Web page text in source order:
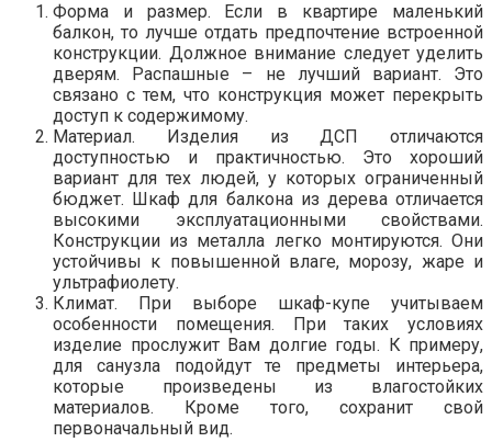
Форма и размер. Если в квартире маленький
балкон, то лучше отдать предпочтение встроенной
конструкции. Должное внимание следует уделить
дверям. Распашные – не лучший вариант. Это
связано с тем, что конструкция может перекрыть
доступ к содержимому.
Материал. Изделия из ДСП отличаются
доступностью и практичностью. Это хороший
вариант для тех людей, у которых ограниченный
бюджет. Шкаф для балкона из дерева отличается
высокими эксплуатационными свойствами.
Конструкции из металла легко монтируются. Они
устойчивы к повышенной влаге, морозу, жаре и
ультрафиолету.
Климат. При выборе шкаф-купе учитываем
особенности помещения. При таких условиях
изделие прослужит Вам долгие годы. К примеру,
для санузла подойдут те предметы интерьера,
которые произведены из влагостойких
материалов. Кроме того, сохранит свой
первоначальный вид.